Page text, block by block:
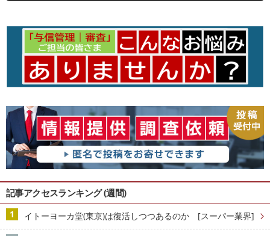
記事アクセスランキング (週間)
イトーヨーカ堂(東京)は復活しつつあるのか [スーパー業界]